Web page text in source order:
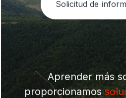
Solicitud de
Aprender más
proporcionamos